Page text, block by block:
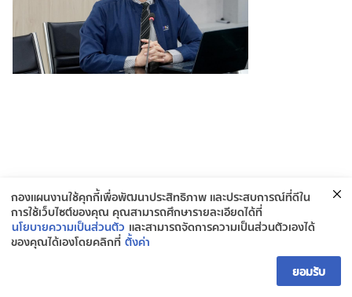
กองแผนงานใช้คุกกี้เพื่อพัฒนาประสิทธิภาพ และประสบการณ์ที่ดีใน
การใช้เว็บไซต์ของคุณ คุณสามารถศึกษารายละเอียดได้ที่
นโยบายความเป็นส่วนตัว และสามารถจัดการความเป็นส่วนตัวเองได้
ของคุณได้เองโดยคลิกที่ ตั้งค่า
ยอมรับ
Open